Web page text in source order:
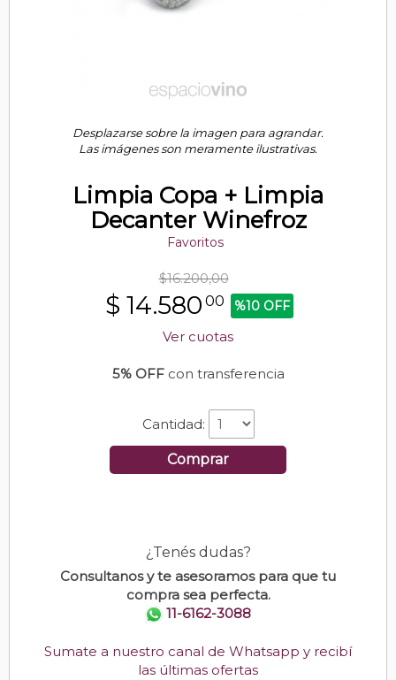
Desplazarse sobre la imagen para agrandar.
Las imágenes son meramente ilustrativas.
Limpia Copa + Limpia
Decanter Winefroz
Favoritos
$16.200,00
$ 14.580 00 %10 OFF
Ver cuotas
5% OFFcon transferencia
Cantidad:
Comprar
¿Tenés dudas?
Consultanos y te asesoramos para que tu
compra sea perfecta.
11-6162-3088
Sumate a nuestro canal de Whatsapp y recibí
las últimas ofertas